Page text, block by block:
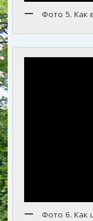
Фото 5. Как
Фото 6. Как